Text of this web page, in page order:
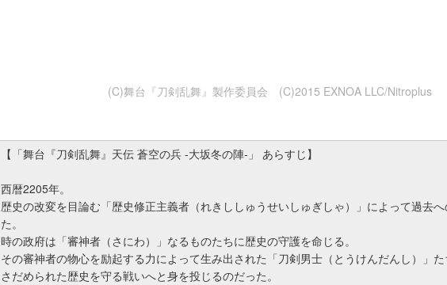
(C)舞台『刀剣乱舞』製作委員会 (C)2015 EXNOA LLC/Nitroplus
【「舞台『刀剣乱舞』天伝 蒼空の兵 -大坂冬の陣-」 あらすじ】
西暦2205年。
歴史の改変を目論む「歴史修正主義者（れきししゅうせいしゅぎしゃ）」によって過去
た。
時の政府は「審神者（さにわ）」なるものたちに歴史の守護を命じる。
その審神者の物心を励起する力によって生み出された「刀剣男士（とうけんだんし）」た
さだめられた歴史を守る戦いへと身を投じるのだった。